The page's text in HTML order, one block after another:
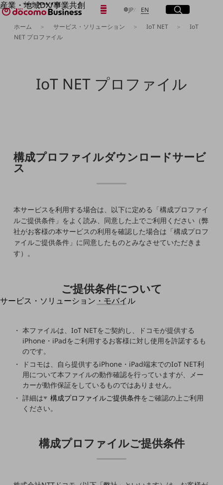
産業・地域DX/事業共創
OPEN HUB for Plural Futures
自律・分散・協調型社会の実現を目指し、
「社会可能性」を探究・実装する事業共創エコシステムです。
プレイヤー(カタリスト/パートナー企業)
Smart Healthcare
Smart Industry
Smart Mobility
地域社会を支える皆さまと地域課題の解決や
地域経済のさらなる活性化に取り組みます
自治体・地域社会との共創
LGPF(Local Government Platform)
サービス・ソリューション・モバイル
DXに関する課題を解決する
サービス・ソリューションをご紹介
カテゴリーで探す
カテゴリーで探すTOP
ネットワーク・モバイル
クラウド・データセンター
電話・映像コミュニケーション
JP日本語
ENEnglishサイト内検索
開く
メニュー
開く
ホーム サービス・ソリューション IoT NET
IoT
NET プロファイル
IoT NET プロファイル
構成プロファイルダウンロードサービ
ス
本サービスを利用する場合は、以下に定める「構成プロファイ
ルご提供条件」をよく読み、同意した上でご利用ください（弊
社がお客様の本サービスの利用を確認した場合は「構成プロフ
ァイルご提供条件」に同意したものとみなさせていただきま
す）。
ご提供条件について
本ファイルは、IoT NETをご契約し、ドコモが提供する
iPhone・iPadをご利用するお客様に対し使用を許諾するも
のです。
ドコモは、自ら提供するiPhone・iPad端末でのIoT NET利
用について本ファイルの動作確認を行っていますが、メー
カーが動作保証をしているものではありません。
詳細は
構成プロファイルご提供条件をご確認の上ご利用
ください。
構成プロファイルご提供条件